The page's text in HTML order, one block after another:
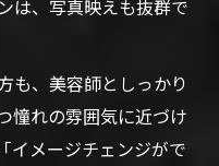
は、写真映えも抜群で
も、美容師としっかり
憧れの雰囲気に近づけ
イメージチェンジがで